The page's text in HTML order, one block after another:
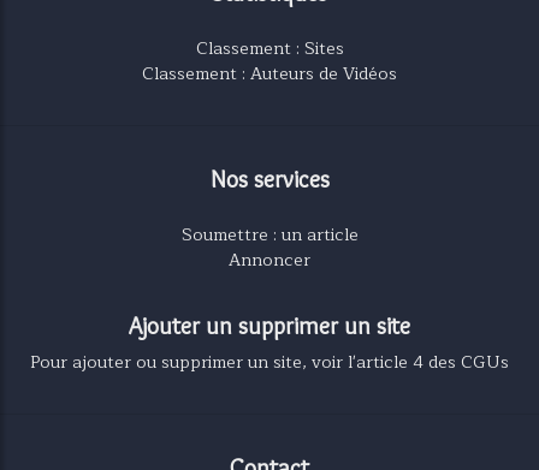
Classement : Sites
Classement : Auteurs de Vidéos
Nos services
Soumettre : un article
Annoncer
Ajouter un supprimer un site
Pour ajouter ou supprimer un site, voir l'article 4 des CGUs